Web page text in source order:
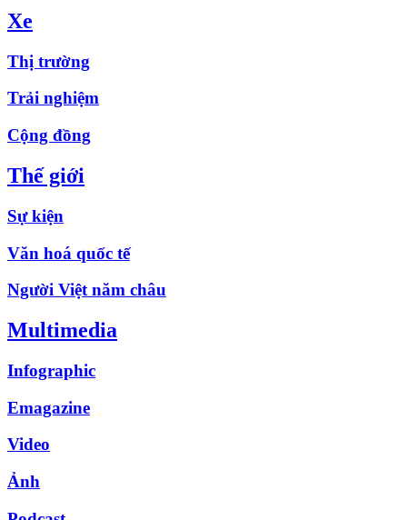
Xe
Thị trường
Trải nghiệm
Cộng đồng
Thế giới
Sự kiện
Văn hoá quốc tế
Người Việt năm châu
Multimedia
Infographic
Emagazine
Video
Ảnh